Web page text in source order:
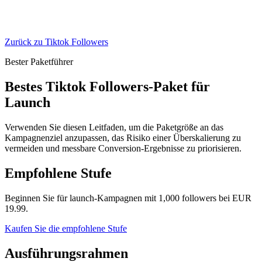
Zurück zu Tiktok Followers
Bester Paketführer
Bestes Tiktok Followers-Paket für
Launch
Verwenden Sie diesen Leitfaden, um die Paketgröße an das
Kampagnenziel anzupassen, das Risiko einer Überskalierung zu
vermeiden und messbare Conversion-Ergebnisse zu priorisieren.
Empfohlene Stufe
Beginnen Sie für launch-Kampagnen mit 1,000 followers bei EUR
19.99.
Kaufen Sie die empfohlene Stufe
Ausführungsrahmen